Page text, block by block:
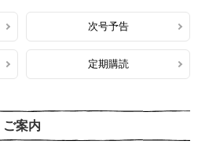
次号予告
定期購読
ご案内